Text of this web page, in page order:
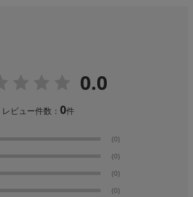
0.0
レビュー件数：0件
(0)
(0)
(0)
(0)